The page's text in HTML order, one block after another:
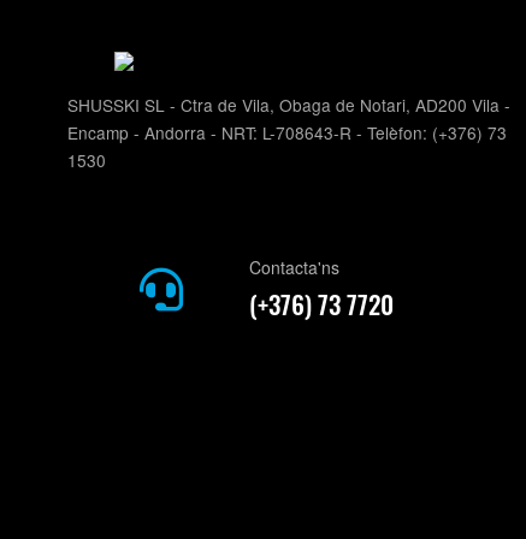
SHUSSKI SL - Ctra de Vila, Obaga de Notari, AD200 Vila -
Encamp - Andorra - NRT: L-708643-R - Telèfon: (+376) 73
1530
Contacta'ns
(+376) 73 7720